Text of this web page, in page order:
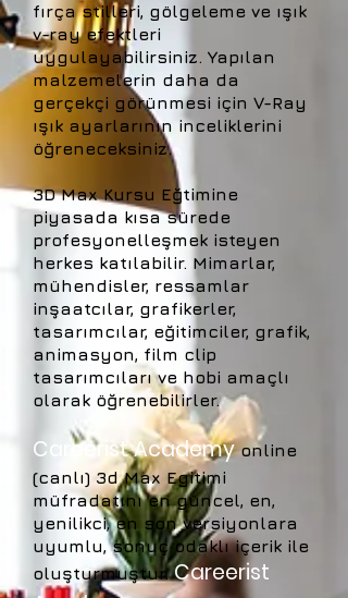
fırça stilleri, gölgeleme ve ışık
v-ray efektleri
uygulayabilirsiniz. Yapılan
malzemelerin daha da
gerçekçi görünmesi için V-Ray
ışık ayarlarının inceliklerini
öğreneceksiniz.
3D Max Kursu Eğtimine
piyasada kısa sürede
profesyonelleşmek isteyen
herkes katılabilir. Mimarlar,
mühendisler, ressamlar
inşaatcılar, grafikerler,
tasarımcılar, eğitimciler, grafik,
animasyon, film clip
tasarımcıları ve hobi amaçlı
olarak öğrenebilirler.
Careerist Academyonline
(canlı) 3d Max Egitimi
müfradatını en güncel, en,
yenilikci, en son versiyonlara
uyumlu, sonuç odaklı içerik ile
oluşturmuştur.Careerist